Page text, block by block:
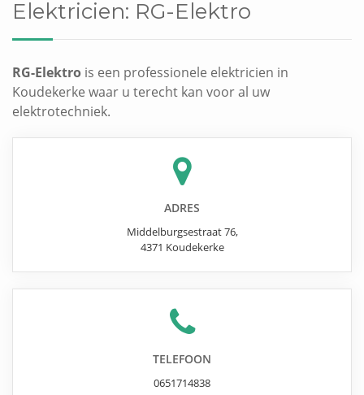
Elektricien: RG-Elektro
RG-Elektro is een professionele elektricien in
Koudekerke waar u terecht kan voor al uw
elektrotechniek.
ADRES
Middelburgsestraat 76,
4371 Koudekerke
TELEFOON
0651714838